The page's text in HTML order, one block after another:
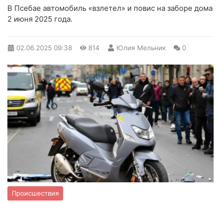
В Псебае автомобиль «взлетел» и повис на заборе дома
2 июня 2025 года.
02.06.2025 09:38 814 Юлия Мельник 0
Происшествия